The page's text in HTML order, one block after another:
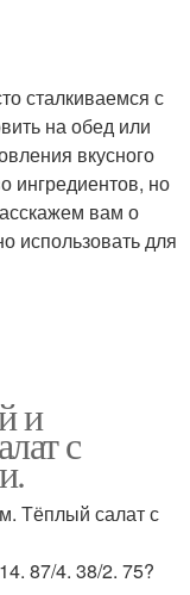
сталкиваемся с
на обед или
вкусного
ингредиентов, но
вам о
использовать для
и
с
Тёплый салат с
87/4. 38/2. 75?